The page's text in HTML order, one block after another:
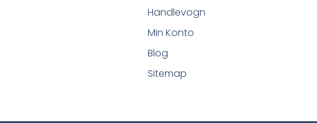
Handlevogn
Min Konto
Blog
Sitemap